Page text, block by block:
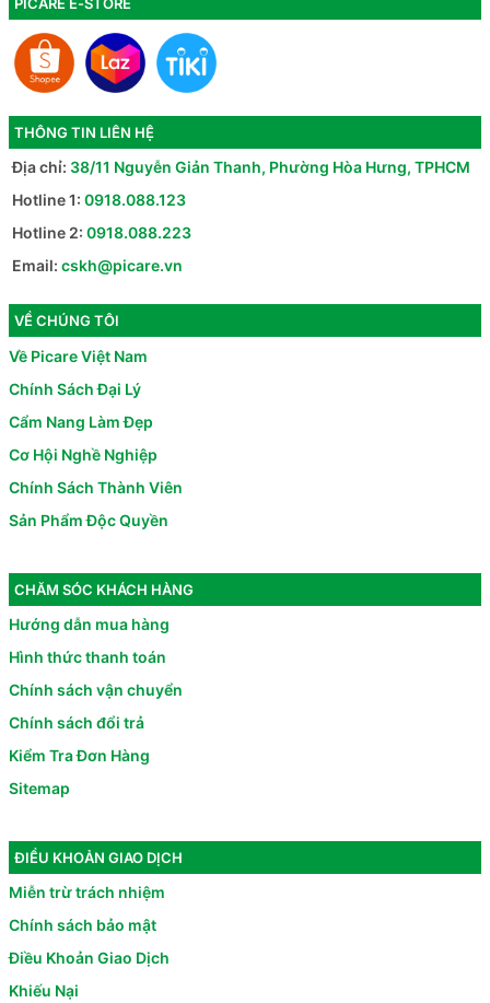
PICARE E-STORE
THÔNG TIN LIÊN HỆ
Địa chỉ: 38/11 Nguyễn Giản Thanh, Phường Hòa Hưng, TPHCM
Hotline 1: 0918.088.123
Hotline 2: 0918.088.223
Email: cskh@picare.vn
VỀ CHÚNG TÔI
Về Picare Việt Nam
Chính Sách Đại Lý
Cẩm Nang Làm Đẹp
Cơ Hội Nghề Nghiệp
Chính Sách Thành Viên
Sản Phẩm Độc Quyền
CHĂM SÓC KHÁCH HÀNG
Hướng dẫn mua hàng
Hình thức thanh toán
Chính sách vận chuyển
Chính sách đổi trả
Kiểm Tra Đơn Hàng
Sitemap
ĐIỀU KHOẢN GIAO DỊCH
Miễn trừ trách nhiệm
Chính sách bảo mật
Điều Khoản Giao Dịch
Khiếu Nại